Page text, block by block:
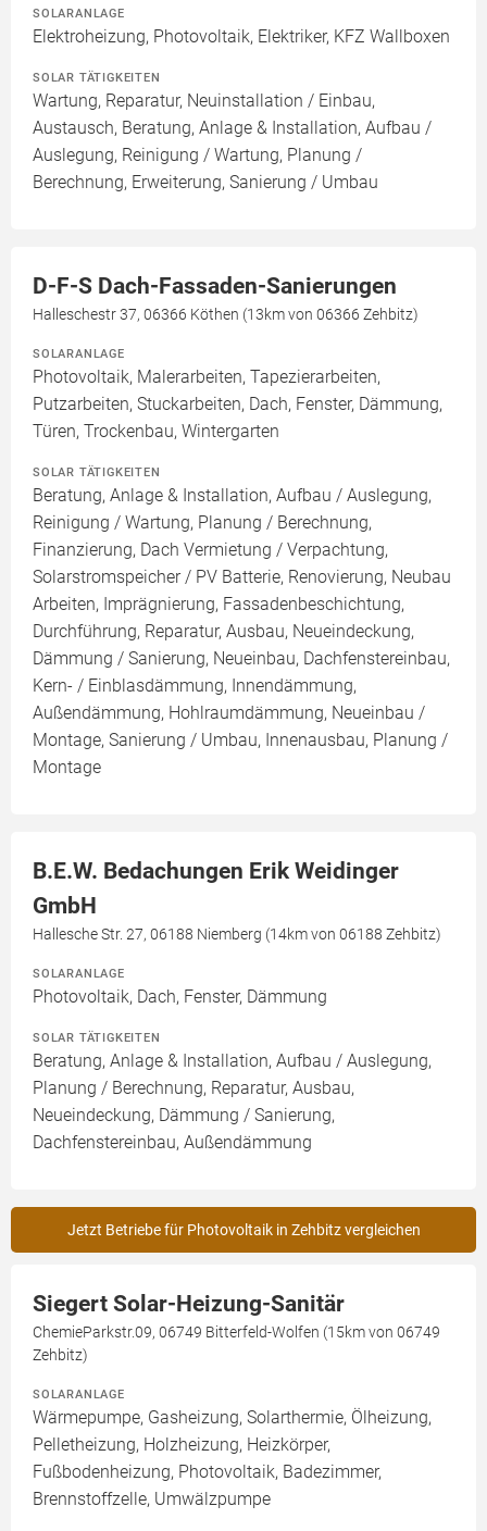
SOLARANLAGE
Elektroheizung, Photovoltaik, Elektriker, KFZ Wallboxen
SOLAR TÄTIGKEITEN
Wartung, Reparatur, Neuinstallation / Einbau,
Austausch, Beratung, Anlage & Installation, Aufbau /
Auslegung, Reinigung / Wartung, Planung /
Berechnung, Erweiterung, Sanierung / Umbau
D-F-S Dach-Fassaden-Sanierungen
Halleschestr 37, 06366 Köthen (13km von 06366 Zehbitz)
SOLARANLAGE
Photovoltaik, Malerarbeiten, Tapezierarbeiten,
Putzarbeiten, Stuckarbeiten, Dach, Fenster, Dämmung,
Türen, Trockenbau, Wintergarten
SOLAR TÄTIGKEITEN
Beratung, Anlage & Installation, Aufbau / Auslegung,
Reinigung / Wartung, Planung / Berechnung,
Finanzierung, Dach Vermietung / Verpachtung,
Solarstromspeicher / PV Batterie, Renovierung, Neubau
Arbeiten, Imprägnierung, Fassadenbeschichtung,
Durchführung, Reparatur, Ausbau, Neueindeckung,
Dämmung / Sanierung, Neueinbau, Dachfenstereinbau,
Kern- / Einblasdämmung, Innendämmung,
Außendämmung, Hohlraumdämmung, Neueinbau /
Montage, Sanierung / Umbau, Innenausbau, Planung /
Montage
B.E.W. Bedachungen Erik Weidinger
GmbH
Hallesche Str. 27, 06188 Niemberg (14km von 06188 Zehbitz)
SOLARANLAGE
Photovoltaik, Dach, Fenster, Dämmung
SOLAR TÄTIGKEITEN
Beratung, Anlage & Installation, Aufbau / Auslegung,
Planung / Berechnung, Reparatur, Ausbau,
Neueindeckung, Dämmung / Sanierung,
Dachfenstereinbau, Außendämmung
Jetzt Betriebe für Photovoltaik in Zehbitz vergleichen
Siegert Solar-Heizung-Sanitär
ChemieParkstr.09, 06749 Bitterfeld-Wolfen (15km von 06749
Zehbitz)
SOLARANLAGE
Wärmepumpe, Gasheizung, Solarthermie, Ölheizung,
Pelletheizung, Holzheizung, Heizkörper,
Fußbodenheizung, Photovoltaik, Badezimmer,
Brennstoffzelle, Umwälzpumpe